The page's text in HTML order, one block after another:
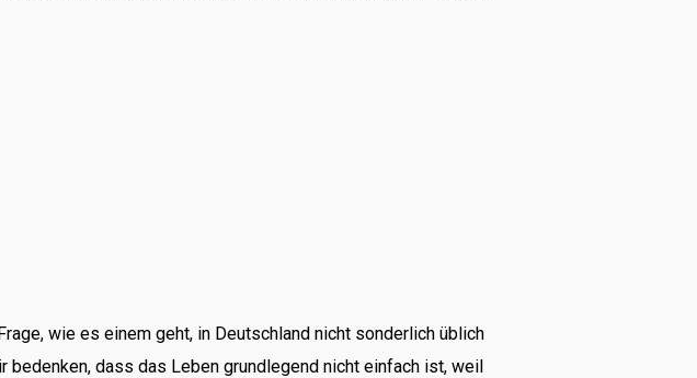
wie es einem geht, in Deutschland nicht sonderlich üblich
bedenken, dass das Leben grundlegend nicht einfach ist, weil